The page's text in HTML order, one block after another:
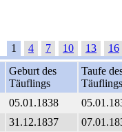
1 4 7 10 13
16
Geburt des
Täuflings
Taufe
Täuflings
05.01.1838
31.12.1837